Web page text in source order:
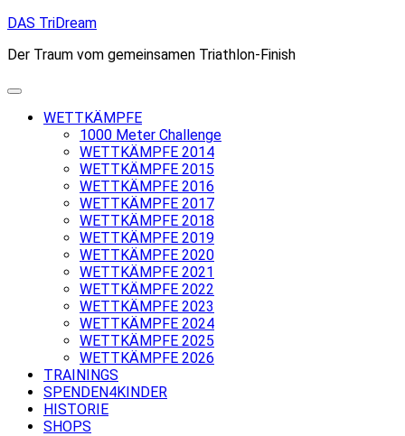
Skip
content
DAS TriDream
Der Traum vom gemeinsamen Triathlon-Finish
WETTKÄMPFE
1000 Meter Challenge
WETTKÄMPFE 2014
WETTKÄMPFE 2015
WETTKÄMPFE 2016
WETTKÄMPFE 2017
WETTKÄMPFE 2018
WETTKÄMPFE 2019
WETTKÄMPFE 2020
WETTKÄMPFE 2021
WETTKÄMPFE 2022
WETTKÄMPFE 2023
WETTKÄMPFE 2024
WETTKÄMPFE 2025
WETTKÄMPFE 2026
TRAININGS
SPENDEN4KINDER
HISTORIE
SHOPS